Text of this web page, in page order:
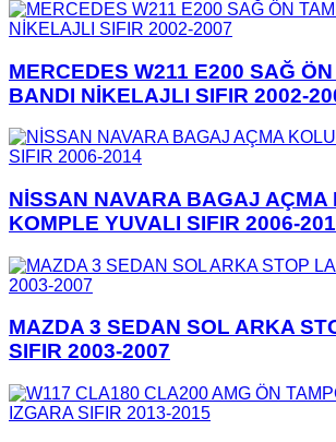
MERCEDES W211 E200 SAĞ
BANDI NİKELAJLI SIFIR 2002-
NİSSAN NAVARA BAGAJ AÇMA
KOMPLE YUVALI SIFIR 2006-
MAZDA 3 SEDAN SOL ARKA
SIFIR 2003-2007